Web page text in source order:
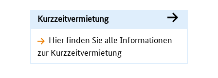
Kurzzeitvermietung
Hier finden Sie alle Informationen
zur Kurzzeitvermietung